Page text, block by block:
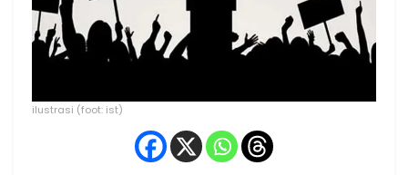
ilustrasi (foot: ist)